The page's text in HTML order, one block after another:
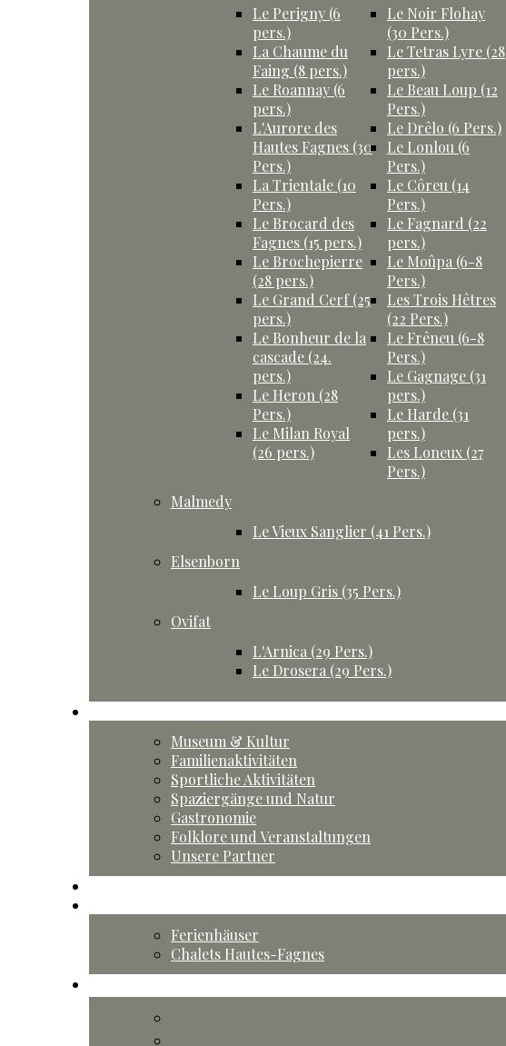
Le Perigny (6
pers.)
La Chaume du
Faing (8 pers.)
Le Roannay (6
pers.)
L'Aurore des
Hautes Fagnes (30
Pers.)
La Trientale (10
Pers.)
Le Brocard des
Fagnes (15 pers.)
Le Brochepierre
(28 pers.)
Le Grand Cerf (25
pers.)
Le Bonheur de la
cascade (24.
pers.)
Le Heron (28
Pers.)
Le Milan Royal
(26 pers.)
Le Noir Flohay
(30 Pers.)
Le Tetras Lyre (28
pers.)
Le Beau Loup (12
Pers.)
Le Drêlo (6 Pers.)
Le Lonlou (6
Pers.)
Le Côreu (14
Pers.)
Le Fagnard (22
pers.)
Le Moûpa (6-8
Pers.)
Les Trois Hêtres
(22 Pers.)
Le Frêneu (6-8
Pers.)
Le Gagnage (31
pers.)
Le Harde (31
pers.)
Les Loneux (27
Pers.)
Malmedy
Le Vieux Sanglier (41 Pers.)
Elsenborn
Le Loup Gris (35 Pers.)
Ovifat
L'Arnica (29 Pers.)
Le Drosera (29 Pers.)
Museum & Kultur
Familienaktivitäten
Sportliche Aktivitäten
Spaziergänge und Natur
Gastronomie
Folklore und Veranstaltungen
Unsere Partner
Ferienhäuser
Chalets Hautes-Fagnes